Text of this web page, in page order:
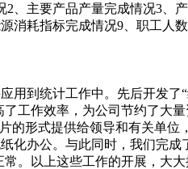
、主要产品产量完成情况3、
消耗指标完成情况9、职工人
用到统计工作中。先后开发了
工作效率，为公司节约了大
的形式提供给领导和有关单位
化办公。与此同时，我们完成
。以上这些工作的开展，大